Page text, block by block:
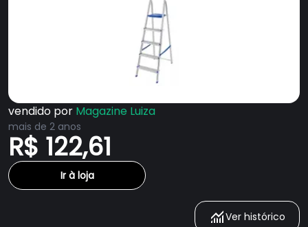
vendido por Magazine Luiza
mais de 2 anos
R$ 122,61
Ir à loja
Ver histórico